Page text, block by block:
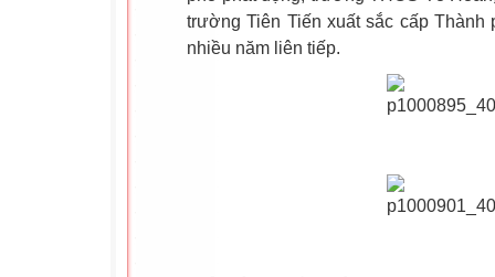
trường Tiên Tiến xuất sắc cấp Thành
nhiều năm liên tiếp.